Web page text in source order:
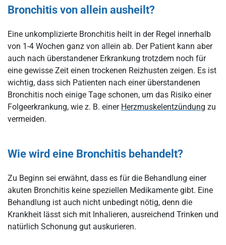
Bronchitis von allein ausheilt?
Eine unkomplizierte Bronchitis heilt in der Regel innerhalb
von 1-4 Wochen ganz von allein ab. Der Patient kann aber
auch nach überstandener Erkrankung trotzdem noch für
eine gewisse Zeit einen trockenen Reizhusten zeigen. Es ist
wichtig, dass sich Patienten nach einer überstandenen
Bronchitis noch einige Tage schonen, um das Risiko einer
Folgeerkrankung, wie z. B. einer Herzmuskelentzündung zu
vermeiden.
Wie wird eine Bronchitis behandelt?
Zu Beginn sei erwähnt, dass es für die Behandlung einer
akuten Bronchitis keine speziellen Medikamente gibt. Eine
Behandlung ist auch nicht unbedingt nötig, denn die
Krankheit lässt sich mit Inhalieren, ausreichend Trinken und
natürlich Schonung gut auskurieren.